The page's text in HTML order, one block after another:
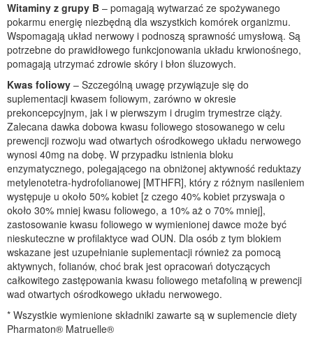
Witaminy z grupy B – pomagają wytwarzać ze spożywanego
pokarmu energię niezbędną dla wszystkich komórek organizmu.
Wspomagają układ nerwowy i podnoszą sprawność umysłową. Są
potrzebne do prawidłowego funkcjonowania układu krwionośnego,
pomagają utrzymać zdrowie skóry i błon śluzowych.
Kwas foliowy – Szczególną uwagę przywiązuje się do
suplementacji kwasem foliowym, zarówno w okresie
prekoncepcyjnym, jak i w pierwszym i drugim trymestrze ciąży.
Zalecana dawka dobowa kwasu foliowego stosowanego w celu
prewencji rozwoju wad otwartych ośrodkowego układu nerwowego
wynosi 40mg na dobę. W przypadku istnienia bloku
enzymatycznego, polegającego na obniżonej aktywność reduktazy
metylenotetra-hydrofolianowej [MTHFR], który z różnym nasileniem
występuje u około 50% kobiet [z czego 40% kobiet przyswaja o
około 30% mniej kwasu foliowego, a 10% aż o 70% mniej],
zastosowanie kwasu foliowego w wymienionej dawce może być
nieskuteczne w profilaktyce wad OUN. Dla osób z tym blokiem
wskazane jest uzupełnianie suplementacji również za pomocą
aktywnych, folianów, choć brak jest opracowań dotyczących
całkowitego zastępowania kwasu foliowego metafoliną w prewencji
wad otwartych ośrodkowego układu nerwowego.
* Wszystkie wymienione składniki zawarte są w suplemencie diety
Pharmaton® Matruelle®